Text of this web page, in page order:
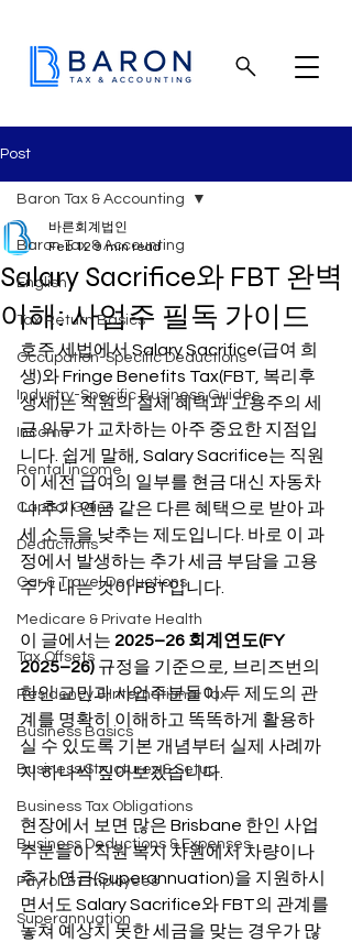
Post
Baron Tax & Accounting
English
Tax Return Basics
Occupation-Specific Deductions
Industry-Specific Business Guides
Income
Rental income
Capital Gains
Deductions
Car & Travel Deductions
Medicare & Private Health
Tax Offsets
Residency & International Tax
Business Basics
Business Structures & Setup
Business Tax Obligations
Business Deductions & Expenses
Payroll & Employees
Superannuation
Baron Tax & Accounting
Salary Sacrifice와 FBT 완벽
이해: 사업주 필독 가이드
바른회계법인
Feb 12 9 min read
호주 세법에서 Salary Sacrifice(급여 희
생)와 Fringe Benefits Tax(FBT, 복리후
생세)는 직원의 절세 혜택과 고용주의 세
금 의무가 교차하는 아주 중요한 지점입
니다. 쉽게 말해, Salary Sacrifice는 직원
이 세전 급여의 일부를 현금 대신 자동차
나 추가 연금 같은 다른 혜택으로 받아 과
세 소득을 낮추는 제도입니다. 바로 이 과
정에서 발생하는 추가 세금 부담을 고용
주가 내는 것이 FBT입니다.
이 글에서는 2025–26 회계연도(FY
2025–26) 규정을 기준으로, 브리즈번의
한인 교민과 사업주분들이 두 제도의 관
계를 명확히 이해하고 똑똑하게 활용하
실 수 있도록 기본 개념부터 실제 사례까
지 하나씩 짚어보겠습니다.
현장에서 보면 많은 Brisbane 한인 사업
주분들이 직원 복지 차원에서 차량이나
추가 연금(Superannuation)을 지원하시
면서도 Salary Sacrifice와 FBT의 관계를
놓쳐 예상치 못한 세금을 맞는 경우가 많